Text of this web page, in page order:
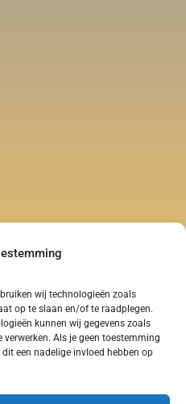
wij technologieën zoals
op te slaan en/of te raadplegen.
kunnen wij gegevens zoals
Als je geen toestemming
een nadelige invloed hebben op